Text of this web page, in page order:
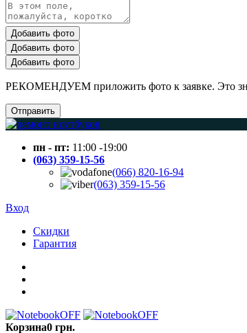
Добавить фото
Добавить фото
Добавить фото
РЕКОМЕНДУЕМ приложить фото к заявке. Это
Отправить
пн - пт: 11:00 -19:00
(063) 359-15-56
(066) 820-16-94
(063) 359-15-56
Вход
Скидки
Гарантия
Корзина0 грн.